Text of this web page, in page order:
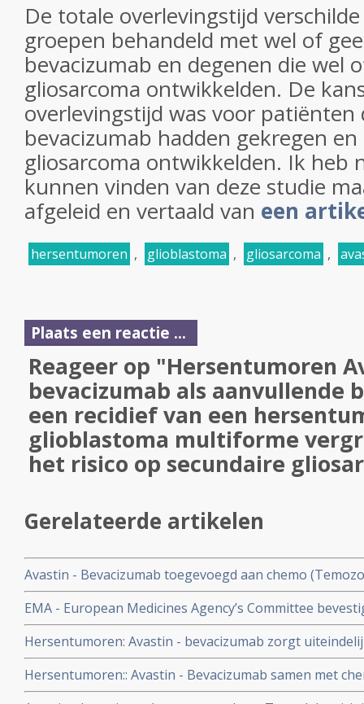
De totale overlevingstijd
groepen behandeld met wel of
bevacizumab en degenen die wel
gliosarcoma ontwikkelden. De
overlevingstijd was voor
bevacizumab hadden gekregen
gliosarcoma ontwikkelden. Ik heb
kunnen vinden van deze studie
afgeleid en vertaald van een
hersentumoren , glioblastoma , gliosarcoma ,
Plaats een reactie ...
Reageer op "Hersentumoren
bevacizumab als aanvullende
een recidief van een
glioblastoma multiforme
het risico op secundaire
Gerelateerde artikelen
Avastin - Bevacizumab toegevoegd aan chemo
geeft zelfs slechtere overall overleving op 1 jaar bij
hersentumor Glioblastoma copy 1
EMA - European Medicines Agency’s Committee
van avastin - bevacizumab bij hersentumoren -
toestemming in
Hersentumoren: Avastin - bevacizumab zorgt
gliosarcomen - bij hersentumoren - glioblastome
Avastin
Hersentumoren:: Avastin - Bevacizumab samen met
werken bij nieuw gediagnosteerde operabele